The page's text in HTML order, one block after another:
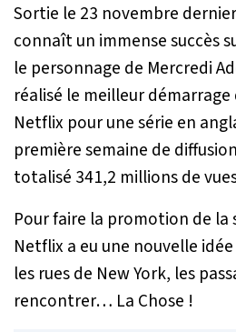
Sortie le 23 novembre
connaît un immense succès
le personnage de Mercredi
réalisé le meilleur démarrage
Netflix pour une série en
première semaine de
totalisé 341,2 millions de
Pour faire la promotion de la
Netflix a eu une nouvelle
les rues de New York, les
rencontrer… La Chose !